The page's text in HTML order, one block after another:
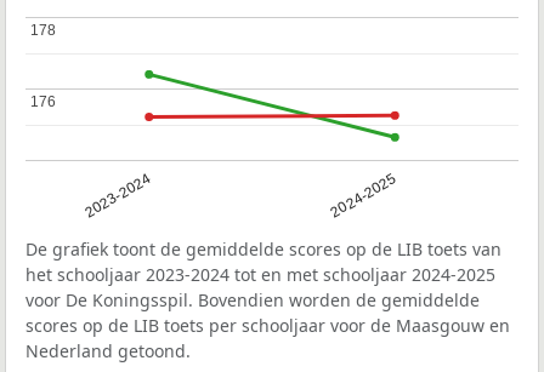
2023-2024 2024-2025
176
176
178
178
De grafiek toont de gemiddelde scores op de LIB toets van
het schooljaar 2023-2024 tot en met schooljaar 2024-2025
voor De Koningsspil. Bovendien worden de gemiddelde
scores op de LIB toets per schooljaar voor de Maasgouw en
Nederland getoond.